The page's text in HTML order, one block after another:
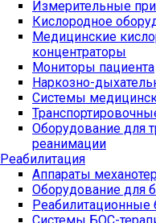
Измерительные
Кислородное
Медицинские
концентраторы
Мониторы пациента
Наркозно-
Системы
Оборудование для
реанимации
Реабилитация
Аппараты
Оборудование для